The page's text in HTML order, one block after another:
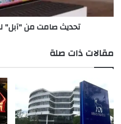
ب
ه
ا
ف
ل
م
ت
آ
ب
م
ل
تحديث صامت من "آبل"
مقالات ذات صلة